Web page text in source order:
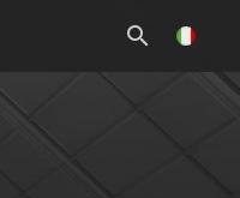
search